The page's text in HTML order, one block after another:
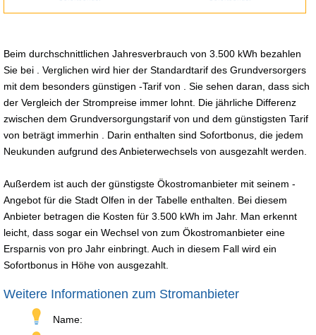
Beim durchschnittlichen Jahresverbrauch von 3.500 kWh bezahlen
Sie bei . Verglichen wird hier der Standardtarif des Grundversorgers
mit dem besonders günstigen -Tarif von . Sie sehen daran, dass sich
der Vergleich der Strompreise immer lohnt. Die jährliche Differenz
zwischen dem Grundversorgungstarif von und dem günstigsten Tarif
von beträgt immerhin . Darin enthalten sind Sofortbonus, die jedem
Neukunden aufgrund des Anbieterwechsels von ausgezahlt werden.
Außerdem ist auch der günstigste Ökostromanbieter mit seinem -
Angebot für die Stadt Olfen in der Tabelle enthalten. Bei diesem
Anbieter betragen die Kosten für 3.500 kWh im Jahr. Man erkennt
leicht, dass sogar ein Wechsel von zum Ökostromanbieter eine
Ersparnis von pro Jahr einbringt. Auch in diesem Fall wird ein
Sofortbonus in Höhe von ausgezahlt.
Weitere Informationen zum Stromanbieter
Name: